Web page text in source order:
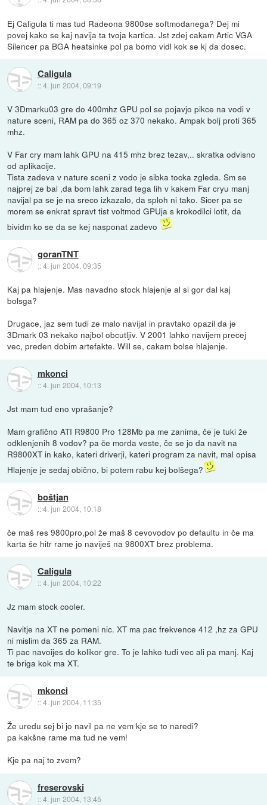
Ej Caligula ti mas tud Radeona 9800se softmodanega? Dej mi
povej kako se kaj navija ta tvoja kartica. Jst zdej cakam Artic VGA
Silencer pa BGA heatsinke pol pa bomo vidl kok se kj da dosec.
Caligula
::4. jun 2004, 09:19
V 3Dmarku03 gre do 400mhz GPU pol se pojavjo pikce na vodi v
nature sceni, RAM pa do 365 oz 370 nekako. Ampak bolj proti 365
mhz.
V Far cry mam lahk GPU na 415 mhz brez tezav,.. skratka odvisno
od aplikacije.
Tista zadeva v nature sceni z vodo je sibka tocka zgleda. Sm se
najprej ze bal ,da bom lahk zarad tega lih v kakem Far cryu manj
navijal pa se je na sreco izkazalo, da sploh ni tako. Sicer pa se
morem se enkrat spravt tist voltmod GPUja s krokodilci lotit, da
bividm ko se da se kej nasponat zadevo
goranTNT
::4. jun 2004, 09:35
Kaj pa hlajenje. Mas navadno stock hlajenje al si gor dal kaj
bolsga?
Drugace, jaz sem tudi ze malo navijal in pravtako opazil da je
3Dmark 03 nekako najbol obcutljiv. V 2001 lahko navijem precej
vec, preden dobim artefakte. Will se, cakam bolse hlajenje.
mkonci
::4. jun 2004, 10:13
Jst mam tud eno vprašanje?
Mam grafično ATI R9800 Pro 128Mb pa me zanima, če je tuki že
odklenjenih 8 vodov? pa če morda veste, če se jo da navit na
R9800XT in kako, kateri driverji, kateri program za navit, mal opisa
Hlajenje je sedaj obično, bi potem rabu kej bolšega?
boštjan
::4. jun 2004, 10:18
če maš res 9800pro,pol že maš 8 cevovodov po defaultu in če ma
karta še hitr rame jo naviješ na 9800XT brez problema.
Caligula
::4. jun 2004, 10:22
Jz mam stock cooler.
Navitje na XT ne pomeni nic. XT ma pac frekvence 412 ,hz za GPU
ni mislim da 365 za RAM.
Ti pac navoijes do kolikor gre. To je lahko tudi vec ali pa manj. Kaj
te briga kok ma XT.
mkonci
::4. jun 2004, 11:35
Že uredu sej bi jo navil pa ne vem kje se to naredi?
pa kakšne rame ma tud ne vem!
Kje pa naj to zvem?
freserovski
::4. jun 2004, 13:45